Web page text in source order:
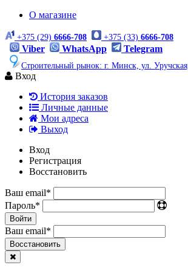
О магазине
+375 (29) 6666-708 +375 (33) 6666-708
Viber WhatsApp Telegram
Строительный рынок: г. Минск, ул.
Вход
История заказов
Личные данные
Мои адреса
Выход
Вход
Регистрация
Восстановить
Ваш email*
Пароль*
Войти
Ваш email*
Воcстановить